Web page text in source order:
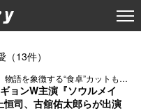
13件）
語を象徴する“食卓”カットも解
ョンW主演『ソウルメイ
恒司、古舘佑太郎らが出演